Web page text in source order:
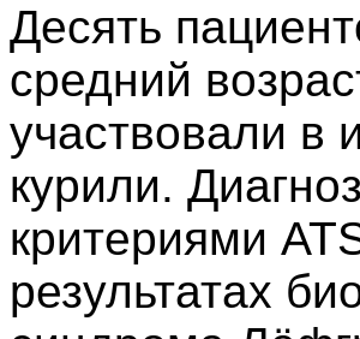
Десять
средний
участвовали в
курили.
критериями
результатах